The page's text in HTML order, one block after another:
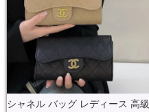
シャネル バッグ レディース 高級